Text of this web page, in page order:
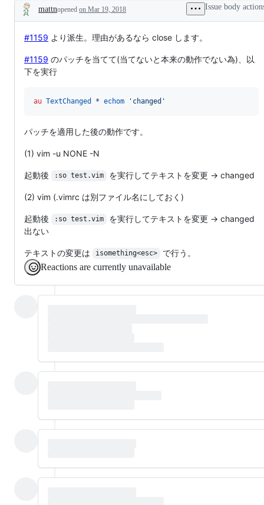
Description
mattnopened on Mar 19, 2018 Issue body
#1159 より派生。理由があるなら close します。
#1159 のパッチを当てて(当てないと本来の動作でない為)、以
下を実行
au TextChanged * echom ' changed '
パッチを適用した後の動作です。
(1) vim -u NONE -N
起動後 :so test.vim を実行してテキストを変更 → changed
(2) vim (.vimrc は別ファイル名にしておく)
起動後 :so test.vim
を実行してテキストを変更 → changed
出ない
テキストの変更は isomething<esc>
で行う。
Reactions are currently unavailable